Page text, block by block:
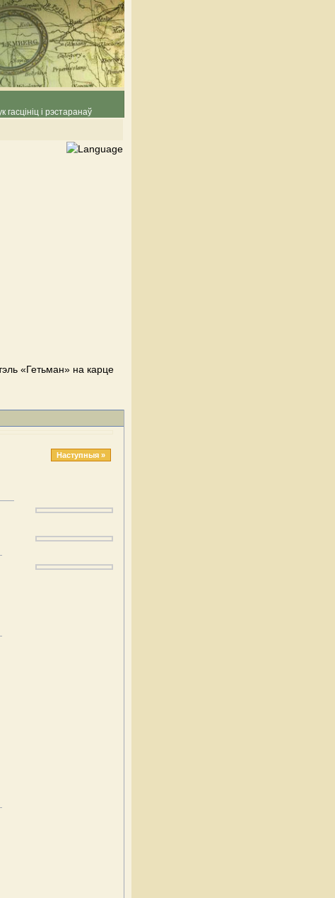
гасцініц і рэстаранаў
«Гетьман» на карце
Наступныя »